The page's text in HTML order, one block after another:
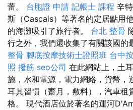
蕾。 台胞證 申請 記帳士 課程 辛
斯（Cascais）等著名的定居點用
的海灘吸引了旅行者。 台北 整骨
行之外，我們還收集了有關該國的
整骨 腳底按摩技術士證照班 台中
照 撥筋 seo公司 在此網站上，土
施，水和電源，電力網絡，貨幣，
耳其習慣（齋月，敷料），汽車租
格。 現代酒店位於著名的運河